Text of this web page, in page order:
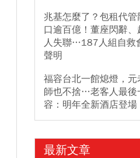
兆基怎麼了？包租代
口逾百億！董座閃辭
人失聯…187人組自救
聲明
福容台北一館熄燈，元
師也不捨…老客人最後
容：明年全新酒店登場
最新文章